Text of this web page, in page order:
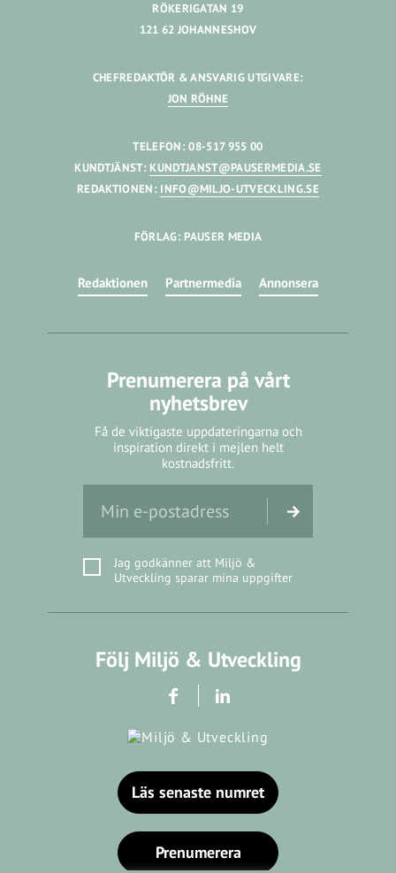
RÖKERIGATAN 19
121 62 JOHANNESHOV
CHEFREDAKTÖR & ANSVARIG UTGIVARE:
JON RÖHNE
TELEFON: 08-517 955 00
KUNDTJÄNST: KUNDTJANST@PAUSERMEDIA.SE
REDAKTIONEN: INFO@MILJO-UTVECKLING.SE
FÖRLAG: PAUSER MEDIA
Redaktionen Partnermedia Annonsera
Prenumerera på vårt
nyhetsbrev
Få de viktigaste uppdateringarna och
inspiration direkt i mejlen helt
kostnadsfritt.
Jag godkänner att Miljö &
Utveckling sparar mina uppgifter
Följ Miljö & Utveckling
Läs senaste numret
Prenumerera